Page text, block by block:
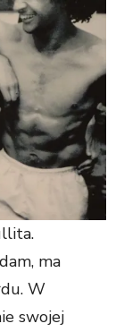
ma
W
swojej